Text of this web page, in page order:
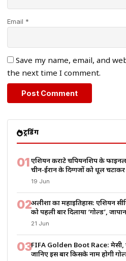
Email *
Save my name, email, and
the next time I comment.
ट्रेंडिंग
01एशियन कराटे चैंपियनशिप के
चीन-ईरान के दिग्गजों को धूल
19 Jun
02अलीशा का महाइतिहास: एशियन
को पहली बार दिलाया ‘गोल्ड’,
21 Jun
03FIFA Golden Boot Race: मेसी,
जानिए इस बार किसके नाम होगी